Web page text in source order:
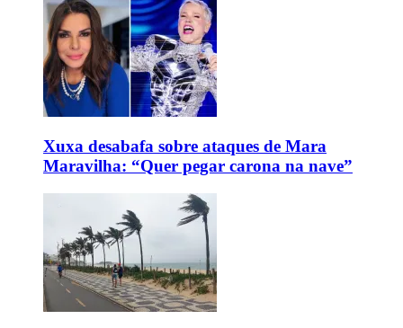
Xuxa desabafa sobre ataques de Mara
Maravilha: “Quer pegar carona na nave”